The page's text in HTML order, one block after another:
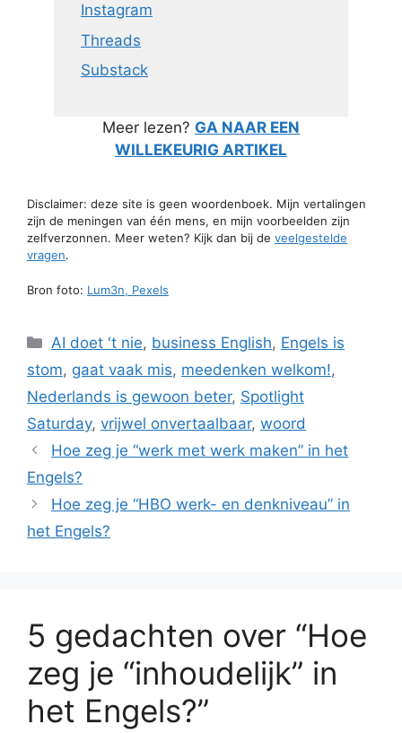
Instagram
Threads
Substack
Meer lezen? GA NAAR EEN
WILLEKEURIG ARTIKEL
Disclaimer: deze site is geen woordenboek. Mijn vertalingen
zijn de meningen van één mens, en mijn voorbeelden zijn
zelfverzonnen. Meer weten? Kijk dan bij de veelgestelde
vragen.
Bron foto: Lum3n, Pexels
Categorieën
AI doet 't nie, business English, Engels is
stom, gaat vaak mis, meedenken welkom!,
Nederlands is gewoon beter, Spotlight
Saturday, vrijwel onvertaalbaar, woord
Hoe zeg je “werk met werk maken” in het
Engels?
Hoe zeg je “HBO werk- en denkniveau” in
het Engels?
5 gedachten over “Hoe
zeg je “inhoudelijk” in
het Engels?”